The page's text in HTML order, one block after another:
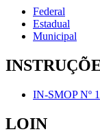
Federal
Estadual
Municipal
IN-SMOP Nº 1
LOIN